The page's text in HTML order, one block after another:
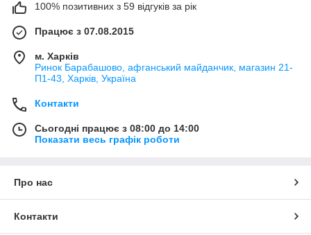
100% позитивних з 59 відгуків за рік
Працює з 07.08.2015
м. Харків
Ринок Барабашово, афганський майданчик, магазин 21-
П1-43, Харків, Україна
Контакти
Сьогодні працює з 08:00 до 14:00
Показати весь графік роботи
Про нас
Контакти